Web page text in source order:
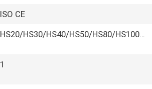
ISO CE
HS20/HS30/HS40/HS50/HS80/HS100…
1